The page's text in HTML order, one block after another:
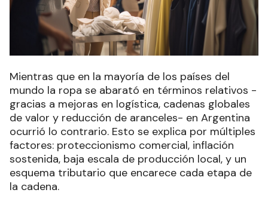
Mientras que en la mayoría de los países del
mundo la ropa se abarató en términos relativos -
gracias a mejoras en logística, cadenas globales
de valor y reducción de aranceles- en Argentina
ocurrió lo contrario. Esto se explica por múltiples
factores: proteccionismo comercial, inflación
sostenida, baja escala de producción local, y un
esquema tributario que encarece cada etapa de
la cadena.